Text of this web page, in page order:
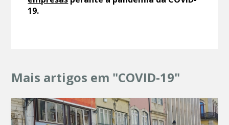
19.
Mais artigos em "COVID-19"